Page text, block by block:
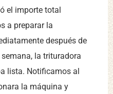
el importe total
a preparar la
después de
la trituradora
lista. Notificamos al
la máquina y